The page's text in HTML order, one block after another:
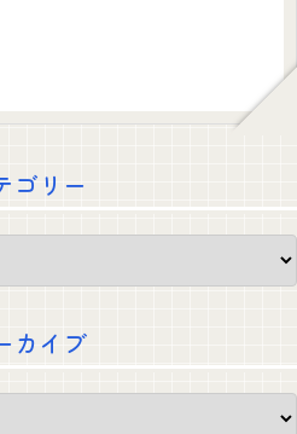
ゴリー
カイブ